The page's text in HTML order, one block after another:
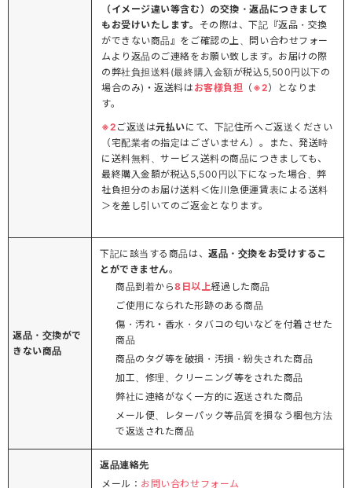
（イメージ違い等含む）の交換・返品につきまして
もお受けいたします。 その際は、下記『返品・交換
ができない商品』をご確認の上、問い合わせフォー
ムより返品のご連絡をお願い致します。お届けの際
の弊社負担送料(最終購入金額が税込5,500円以下の
場合のみ)・返送料はお客様負担 （ ※2）となりま
す。
※2 ご返送は元払いにて、下記住所へご返送ください
（宅配業者の指定はございません）。また、発送時
に送料無料、サービス送料の商品につきましても、
最終購入金額が税込5,500円以下になった場合、弊
社負担分のお届け送料＜佐川急便運賃表による送料
＞を差し引いてのご返金となります。
返品・交換がで
きない商品
下記に該当する商品は、返品・交換をお受けするこ
とができません。
商品到着から8日以上経過した商品
ご使用になられた形跡のある商品
傷・汚れ・香水・タバコの匂いなどを付着させた
商品
商品のタグ等を破損・汚損・紛失された商品
加工、修理、クリーニング等をされた商品
弊社に連絡がなく一方的に返送された商品
メール便、レターパック等品質を損なう梱包方法
で返送された商品
返品連絡先
メール： お問い合わせフォーム